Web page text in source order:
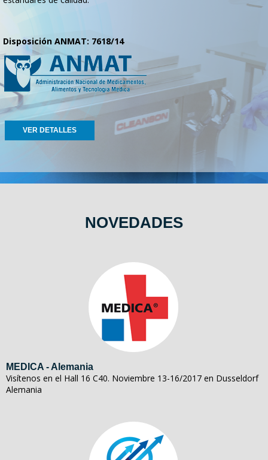
Disposición ANMAT: 7618/14
VER DETALLES
NOVEDADES
MEDICA - Alemania
Visítenos en el Hall 16 C40. Noviembre 13-16/2017 en Dusseldorf
Alemania